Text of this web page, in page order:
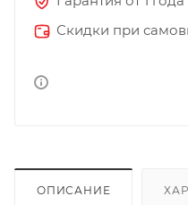
Скидки при
ОПИСАНИЕ